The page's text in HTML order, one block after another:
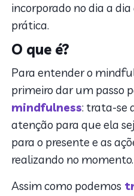
incorporado no dia a
prática.
O que é?
Para entender o
primeiro dar um passo
mindfulness: trata-se
atenção para que ela
para o presente e as
realizando no momento.
Assim como podemos